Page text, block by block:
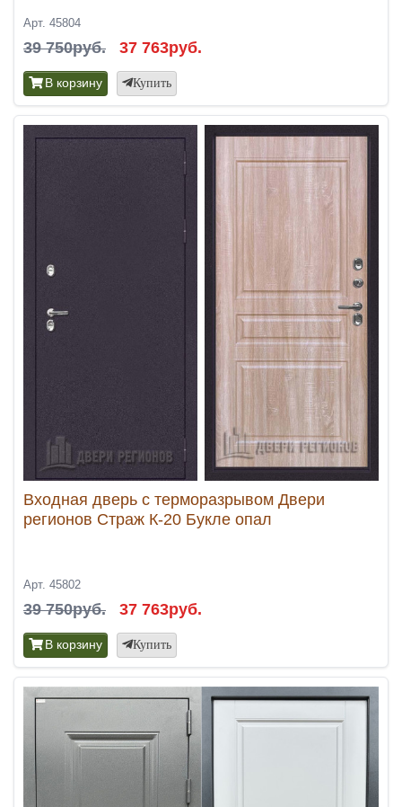
Арт. 45804
39 750руб. 37 763руб.
В корзину Купить
Входная дверь с терморазрывом Двери
регионов Страж К-20 Букле опал
Арт. 45802
39 750руб. 37 763руб.
В корзину Купить